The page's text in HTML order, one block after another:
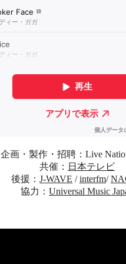
企画・製作・招聘：Live
共催： 日本テレビ
後援： J-WAVE /interfm/
協力： Universal Music